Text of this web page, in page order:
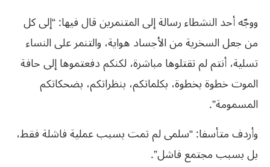
ووجّه أحد النشطاء رسالة إلى المتنمرين قال فيها: “إلى كل
من جعل السخرية من الأجساد هواية، والتنمر على النساء
تسلية، أنتم لم تقتلوها مباشرة، لكنكم دفعتموها إلى حافة
الموت خطوة بخطوة، بكلماتكم، بنظراتكم، بضحكاتكم
المسمومة”.
وأردف متأسفا: “سلمى لم تمت بسبب عملية فاشلة فقط،
بل بسبب مجتمع فاشل”.